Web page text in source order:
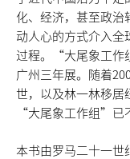
化、经济，甚至政
动人心的方式介入全
过程。“大尾象工作
广州三年展。随着
世，以及林一林移居
“大尾象工作组”已
本书由罗马二十一世